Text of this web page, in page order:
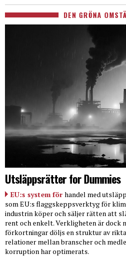
DEN GRÖNA
Utsläppsrätter for Dummies
EU:s system för handel med
som EU:s flaggskeppsverktyg för
industrin köper och säljer rätten att
rent och enkelt. Verkligheten är dock
förkortningar döljs en struktur av
relationer mellan branscher och
korruption har optimerats.